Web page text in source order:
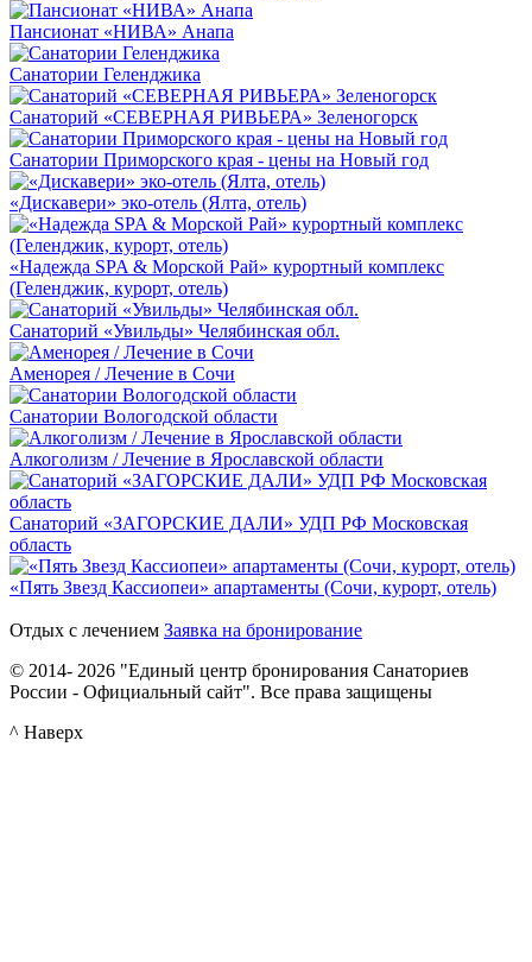
Пансионат «НИВА» Анапа
Санатории Геленджика
Санаторий «СЕВЕРНАЯ РИВЬЕРА» Зеленогорск
Санатории Приморского края - цены на Новый год
«Дискавери» эко-отель (Ялта, отель)
«Надежда SPA & Морской Рай» курортный комплекс
(Геленджик, курорт, отель)
Санаторий «Увильды» Челябинская обл.
Аменорея / Лечение в Сочи
Санатории Вологодской области
Алкоголизм / Лечение в Ярославской области
Санаторий «ЗАГОРСКИЕ ДАЛИ» УДП РФ Московская
область
«Пять Звезд Кассиопеи» апартаменты (Сочи, курорт, отель)
Отдых с лечением Заявка на бронирование
© 2014- 2026 "Единый центр бронирования Санаториев
России - Официальный сайт". Все права защищены
^ Наверх